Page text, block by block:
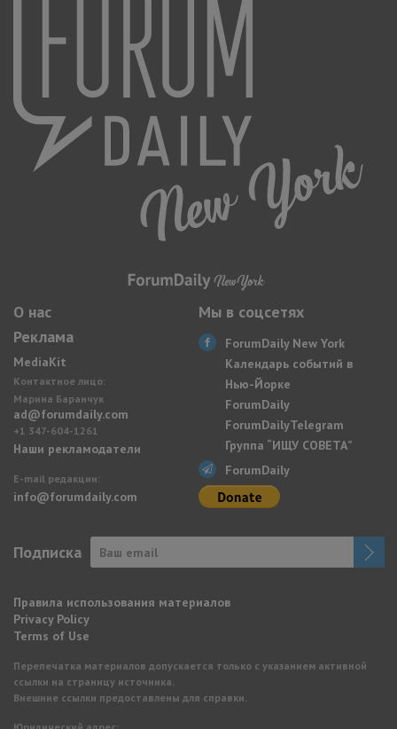
О нас
Реклама
MediaKit
Контактное лицо:
Марина Баранчук
ad@forumdaily.com
+1 347-604-1261
Наши рекламодатели
E-mail редакции:
info@forumdaily.com
Мы в соцсетях
ForumDaily New York
Календарь событий в
Нью-Йорке
ForumDaily
ForumDailyTelegram
Группа “ИЩУ СОВЕТА”
ForumDaily
Подписка
Правила использования материалов
Privacy Policy
Terms of Use
Перепечатка материалов допускается только с указанием активной
ссылки на страницу источника.
Внешние ссылки предоставлены для справки.